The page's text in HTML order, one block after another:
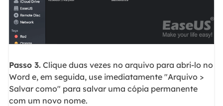
Passo 3.Clique duas vezes no arquivo para abri-lo no
Word e, em seguida, use imediatamente "Arquivo >
Salvar como" para salvar uma cópia permanente
com um novo nome.